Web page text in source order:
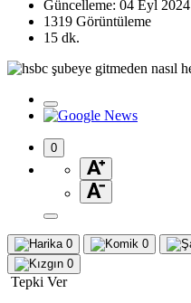
Güncelleme: 04 Eyl 2024
1319 Görüntüleme
15 dk.
0
0 0
0
Tepki Ver